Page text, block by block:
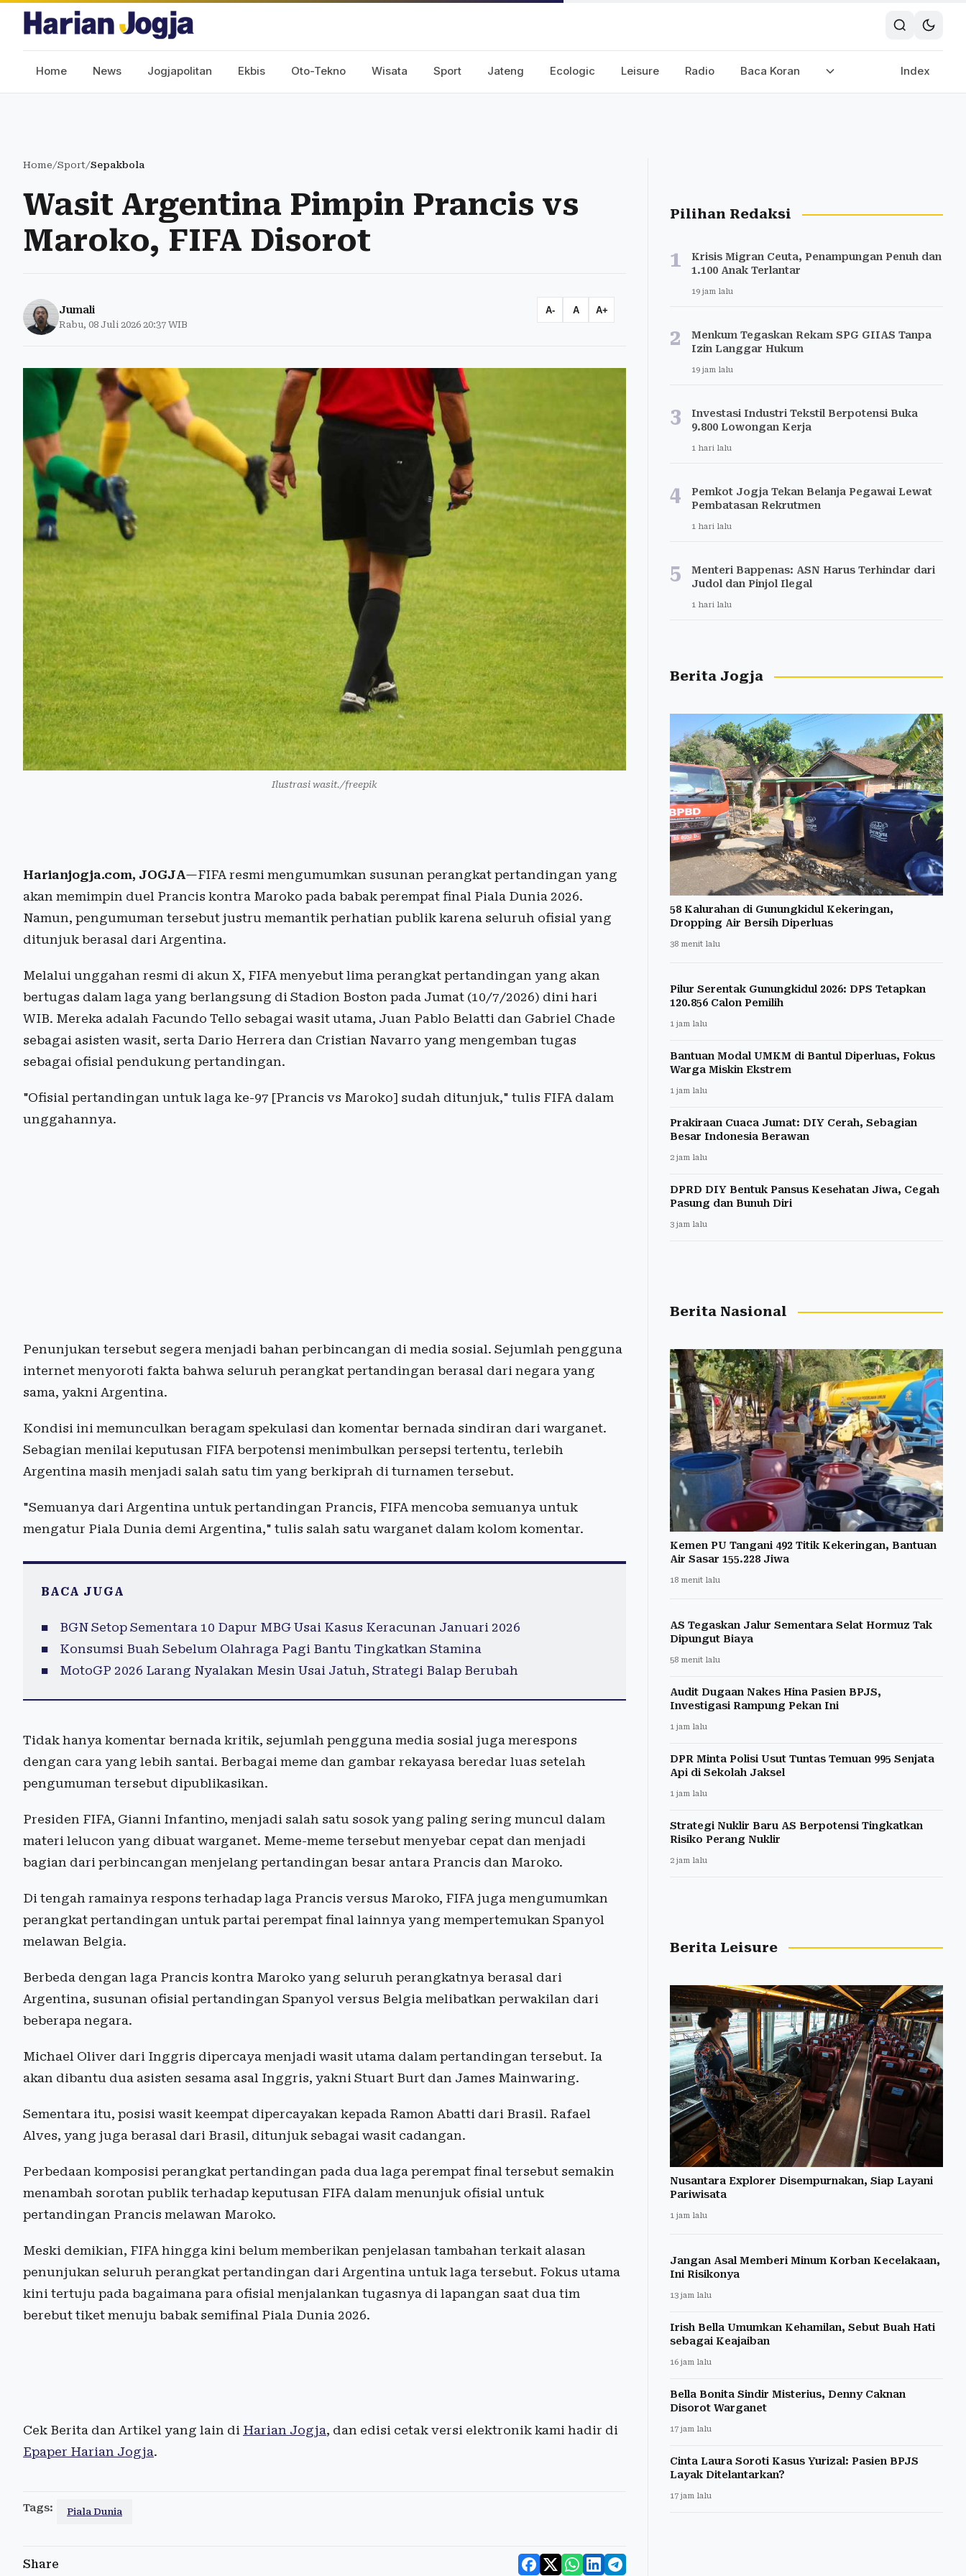
Home News Jogjapolitan Ekbis Oto-Tekno Wisata Sport Jateng Ecologic Leisure Radio Baca Koran Index
Home/Sport/Sepakbola
Wasit Argentina Pimpin Prancis vs
Maroko, FIFA Disorot
Jumali
Rabu, 08 Juli 2026 20:37 WIB
A- A A+
Ilustrasi wasit./freepik
Harianjogja.com, JOGJA—FIFA resmi mengumumkan susunan perangkat pertandingan yang
akan memimpin duel Prancis kontra Maroko pada babak perempat final Piala Dunia 2026.
Namun, pengumuman tersebut justru memantik perhatian publik karena seluruh ofisial yang
ditunjuk berasal dari Argentina.
Melalui unggahan resmi di akun X, FIFA menyebut lima perangkat pertandingan yang akan
bertugas dalam laga yang berlangsung di Stadion Boston pada Jumat (10/7/2026) dini hari
WIB. Mereka adalah Facundo Tello sebagai wasit utama, Juan Pablo Belatti dan Gabriel Chade
sebagai asisten wasit, serta Dario Herrera dan Cristian Navarro yang mengemban tugas
sebagai ofisial pendukung pertandingan.
"Ofisial pertandingan untuk laga ke-97 [Prancis vs Maroko] sudah ditunjuk," tulis FIFA dalam
unggahannya.
Penunjukan tersebut segera menjadi bahan perbincangan di media sosial. Sejumlah pengguna
internet menyoroti fakta bahwa seluruh perangkat pertandingan berasal dari negara yang
sama, yakni Argentina.
Kondisi ini memunculkan beragam spekulasi dan komentar bernada sindiran dari warganet.
Sebagian menilai keputusan FIFA berpotensi menimbulkan persepsi tertentu, terlebih
Argentina masih menjadi salah satu tim yang berkiprah di turnamen tersebut.
"Semuanya dari Argentina untuk pertandingan Prancis, FIFA mencoba semuanya untuk
mengatur Piala Dunia demi Argentina," tulis salah satu warganet dalam kolom komentar.
BACA JUGA
BGN Setop Sementara 10 Dapur MBG Usai Kasus Keracunan Januari 2026
Konsumsi Buah Sebelum Olahraga Pagi Bantu Tingkatkan Stamina
MotoGP 2026 Larang Nyalakan Mesin Usai Jatuh, Strategi Balap Berubah
Tidak hanya komentar bernada kritik, sejumlah pengguna media sosial juga merespons
dengan cara yang lebih santai. Berbagai meme dan gambar rekayasa beredar luas setelah
pengumuman tersebut dipublikasikan.
Presiden FIFA, Gianni Infantino, menjadi salah satu sosok yang paling sering muncul dalam
materi lelucon yang dibuat warganet. Meme-meme tersebut menyebar cepat dan menjadi
bagian dari perbincangan menjelang pertandingan besar antara Prancis dan Maroko.
Di tengah ramainya respons terhadap laga Prancis versus Maroko, FIFA juga mengumumkan
perangkat pertandingan untuk partai perempat final lainnya yang mempertemukan Spanyol
melawan Belgia.
Berbeda dengan laga Prancis kontra Maroko yang seluruh perangkatnya berasal dari
Argentina, susunan ofisial pertandingan Spanyol versus Belgia melibatkan perwakilan dari
beberapa negara.
Michael Oliver dari Inggris dipercaya menjadi wasit utama dalam pertandingan tersebut. Ia
akan dibantu dua asisten sesama asal Inggris, yakni Stuart Burt dan James Mainwaring.
Sementara itu, posisi wasit keempat dipercayakan kepada Ramon Abatti dari Brasil. Rafael
Alves, yang juga berasal dari Brasil, ditunjuk sebagai wasit cadangan.
Perbedaan komposisi perangkat pertandingan pada dua laga perempat final tersebut semakin
menambah sorotan publik terhadap keputusan FIFA dalam menunjuk ofisial untuk
pertandingan Prancis melawan Maroko.
Meski demikian, FIFA hingga kini belum memberikan penjelasan tambahan terkait alasan
penunjukan seluruh perangkat pertandingan dari Argentina untuk laga tersebut. Fokus utama
kini tertuju pada bagaimana para ofisial menjalankan tugasnya di lapangan saat dua tim
berebut tiket menuju babak semifinal Piala Dunia 2026.
Cek Berita dan Artikel yang lain di Harian Jogja, dan edisi cetak versi elektronik kami hadir di
Epaper Harian Jogja.
Tags: Piala Dunia
Share
Pilihan Redaksi
1
Krisis Migran Ceuta, Penampungan Penuh dan
1.100 Anak Terlantar
19 jam lalu
2
Menkum Tegaskan Rekam SPG GIIAS Tanpa
Izin Langgar Hukum
19 jam lalu
3
Investasi Industri Tekstil Berpotensi Buka
9.800 Lowongan Kerja
1 hari lalu
4
Pemkot Jogja Tekan Belanja Pegawai Lewat
Pembatasan Rekrutmen
1 hari lalu
5
Menteri Bappenas: ASN Harus Terhindar dari
Judol dan Pinjol Ilegal
1 hari lalu
Berita Jogja
58 Kalurahan di Gunungkidul Kekeringan,
Dropping Air Bersih Diperluas
38 menit lalu
Pilur Serentak Gunungkidul 2026: DPS Tetapkan
120.856 Calon Pemilih
1 jam lalu
Bantuan Modal UMKM di Bantul Diperluas, Fokus
Warga Miskin Ekstrem
1 jam lalu
Prakiraan Cuaca Jumat: DIY Cerah, Sebagian
Besar Indonesia Berawan
2 jam lalu
DPRD DIY Bentuk Pansus Kesehatan Jiwa, Cegah
Pasung dan Bunuh Diri
3 jam lalu
Berita Nasional
Kemen PU Tangani 492 Titik Kekeringan, Bantuan
Air Sasar 155.228 Jiwa
18 menit lalu
AS Tegaskan Jalur Sementara Selat Hormuz Tak
Dipungut Biaya
58 menit lalu
Audit Dugaan Nakes Hina Pasien BPJS,
Investigasi Rampung Pekan Ini
1 jam lalu
DPR Minta Polisi Usut Tuntas Temuan 995 Senjata
Api di Sekolah Jaksel
1 jam lalu
Strategi Nuklir Baru AS Berpotensi Tingkatkan
Risiko Perang Nuklir
2 jam lalu
Berita Leisure
Nusantara Explorer Disempurnakan, Siap Layani
Pariwisata
1 jam lalu
Jangan Asal Memberi Minum Korban Kecelakaan,
Ini Risikonya
13 jam lalu
Irish Bella Umumkan Kehamilan, Sebut Buah Hati
sebagai Keajaiban
16 jam lalu
Bella Bonita Sindir Misterius, Denny Caknan
Disorot Warganet
17 jam lalu
Cinta Laura Soroti Kasus Yurizal: Pasien BPJS
Layak Ditelantarkan?
17 jam lalu